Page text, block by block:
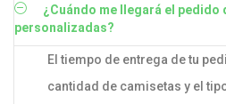
¿Cuándo me llegará el pedido
personalizadas?
El tiempo de entrega de tu
cantidad de camisetas y el